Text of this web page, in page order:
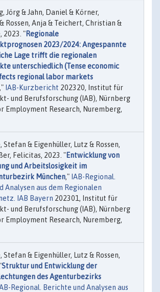
Jörg & Jahn, Daniel & Körner,
Rossen, Anja & Teichert, Christian &
2023. "Regionale
2023/2024: Angespannte
Lage trifft die regionalen
unterschiedlich (Tense economic
regional labor markets
," IAB-Kurzbericht 202320, Institut für
und Berufsforschung (IAB), Nürnberg
Employment Research, Nuremberg,
Stefan & Eigenhüller, Lutz & Rossen,
Felicitas, 2023. "Entwicklung von
und Arbeitslosigkeit im
München," IAB-Regional.
Analysen aus dem Regionalen
IAB Bayern 202301, Institut für
und Berufsforschung (IAB), Nürnberg
Employment Research, Nuremberg,
Stefan & Eigenhüller, Lutz & Rossen,
Struktur und Entwicklung der
des Agenturbezirks
Regional. Berichte und Analysen aus